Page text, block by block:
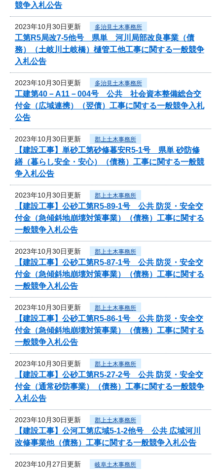
競争入札公告
2023年10月30日更新 多治見土木事務所
工第R5局改7-5他号 県単 河川局部改良事業（債
務）（土岐川土岐橋）樋管工他工事に関する一般競争
入札公告
2023年10月30日更新 多治見土木事務所
工建第40－A11－004号 公共 社会資本整備総合交
付金（広域連携）（翌債）工事に関する一般競争入札
公告
2023年10月30日更新 郡上土木事務所
【建設工事】単砂工第砂修暮安R5-1号 県単 砂防修
繕（暮らし安全・安心）（債務）工事に関する一般競
争入札公告
2023年10月30日更新 郡上土木事務所
【建設工事】公砂工第R5-89-1号 公共 防災・安全交
付金（急傾斜地崩壊対策事業）（債務）工事に関する
一般競争入札公告
2023年10月30日更新 郡上土木事務所
【建設工事】公砂工第R5-87-1号 公共 防災・安全交
付金（急傾斜地崩壊対策事業）（債務）工事に関する
一般競争入札公告
2023年10月30日更新 郡上土木事務所
【建設工事】公砂工第R5-86-1号 公共 防災・安全交
付金（急傾斜地崩壊対策事業）（債務）工事に関する
一般競争入札公告
2023年10月30日更新 郡上土木事務所
【建設工事】公砂工第R5-27-2号 公共 防災・安全交
付金（通常砂防事業）（債務）工事に関する一般競争
入札公告
2023年10月30日更新 郡上土木事務所
【建設工事】公河工第広域5-1-2他号 公共 広域河川
改修事業他（債務）工事に関する一般競争入札公告
2023年10月27日更新 岐阜土木事務所